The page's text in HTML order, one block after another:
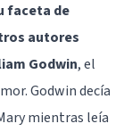
faceta de
autores
Godwin, el
Godwin decía
mientras leía